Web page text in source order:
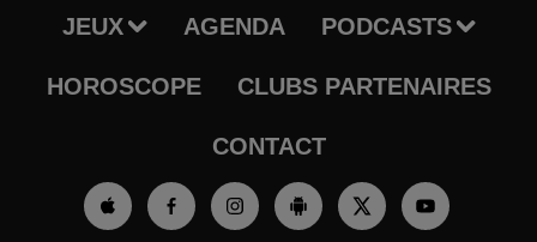
JEUX AGENDA PODCASTS
HOROSCOPE CLUBS PARTENAIRES
CONTACT